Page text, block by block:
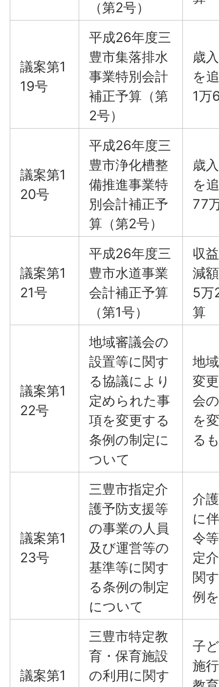
（第2号）
議案第1
19号
平成26年度三
豊市集落排水
事業特別会計
補正予算（第
2号）
歳
を
1万
議案第1
20号
平成26年度三
豊市浄化槽整
備推進事業特
別会計補正予
算（第2号）
歳
を
77
議案第1
21号
平成26年度三
豊市水道事業
会計補正予算
（第1号）
収
減
5万
算
議案第1
22号
地域審議会の
設置等に関す
る協議により
定められた事
項を変更する
条例の制定に
ついて
地
変
会
を
る
議案第1
23号
三豊市指定介
護予防支援等
の事業の人員
及び運営等の
基準等に関す
る条例の制定
について
介
に
令
定
関
例
議案第1
三豊市特定教
育・保育施設
の利用に関す
子
施